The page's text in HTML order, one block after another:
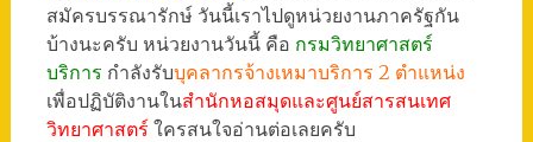
สมัครบรรณารักษ์ วันนี้เราไปดูหน่วยงานภาครัฐกัน
บ้างนะครับ หน่วยงานวันนี้ คือ กรมวิทยาศาสตร์
บริการ กำลังรับบุคลากรจ้างเหมาบริการ 2 ตำแหน่ง
เพื่อปฏิบัติงานในสำนักหอสมุดและศูนย์สารสนเทศ
วิทยาศาสตร์ ใครสนใจอ่านต่อเลยครับ